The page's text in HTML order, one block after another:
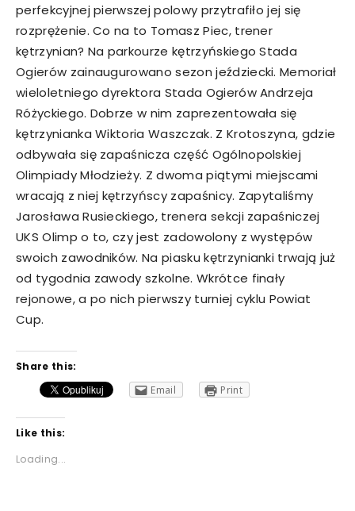
perfekcyjnej pierwszej polowy przytrafiło jej się
rozprężenie. Co na to Tomasz Piec, trener
kętrzynian? Na parkourze kętrzyńskiego Stada
Ogierów zainaugurowano sezon jeździecki. Memoriał
wieloletniego dyrektora Stada Ogierów Andrzeja
Różyckiego. Dobrze w nim zaprezentowała się
kętrzynianka Wiktoria Waszczak. Z Krotoszyna, gdzie
odbywała się zapaśnicza część Ogólnopolskiej
Olimpiady Młodzieży. Z dwoma piątymi miejscami
wracają z niej kętrzyńscy zapaśnicy. Zapytaliśmy
Jarosława Rusieckiego, trenera sekcji zapaśniczej
UKS Olimp o to, czy jest zadowolony z występów
swoich zawodników. Na piasku kętrzynianki trwają już
od tygodnia zawody szkolne. Wkrótce finały
rejonowe, a po nich pierwszy turniej cyklu Powiat
Cup.
Share this:
Email
Print
Like this:
Loading...